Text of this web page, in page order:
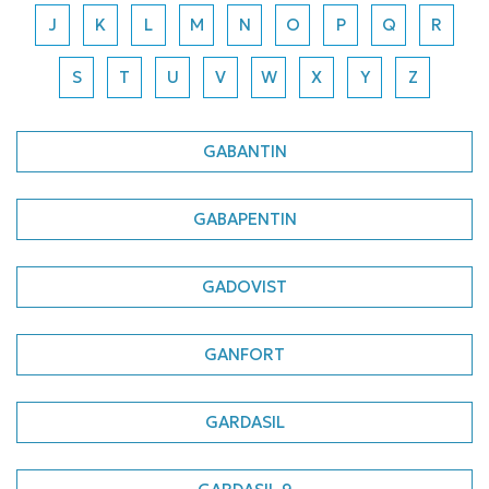
J K L M N O P Q R
S T U V W X Y Z
GABANTIN
GABAPENTIN
GADOVIST
GANFORT
GARDASIL